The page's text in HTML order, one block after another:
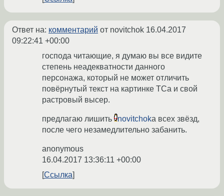
Ответ на: комментарий от novitchok 16.04.2017
09:22:41 +00:00
господа читающие, я думаю вы все видите
степень неадекватности данного
персонажа, который не может отличить
повёрнутый текст на картинке ТСа и свой
растровый высер.
предлагаю лишить novitchokа всех звёзд,
после чего незамедлительно забанить.
anonymous
16.04.2017 13:36:11 +00:00
Ссылка